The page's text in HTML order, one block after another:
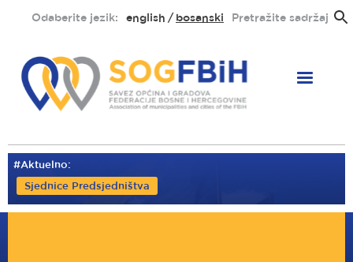
sadržaj
Odaberite jezik: english bosanski Pretražite sadržaj
#Aktuelno:
Sjednice Predsjedništva